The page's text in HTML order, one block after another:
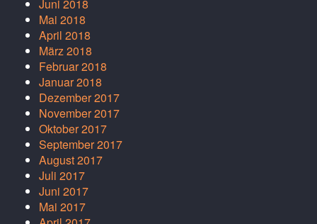
Juni 2018
Mai 2018
April 2018
März 2018
Februar 2018
Januar 2018
Dezember 2017
November 2017
Oktober 2017
September 2017
August 2017
Juli 2017
Juni 2017
Mai 2017